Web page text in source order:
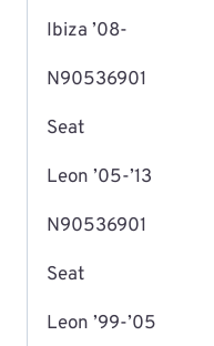
Ibiza ’08-
N90536901
Seat
Leon ’05-’13
N90536901
Seat
Leon ’99-’05